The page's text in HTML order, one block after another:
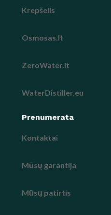
Krepšelis
Osmosas.lt
ZeroWater.lt
WaterDistiller.eu
Prenumerata
Kontaktai
Mūsų garantija
Mūsų patirtis